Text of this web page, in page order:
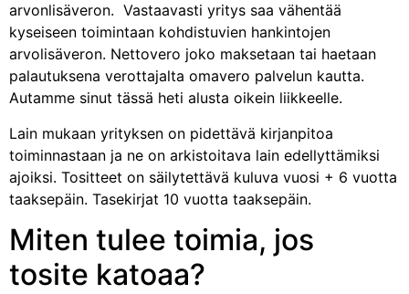
arvonlisäveron. Vastaavasti yritys saa vähentää
kyseiseen toimintaan kohdistuvien hankintojen
arvolisäveron. Nettovero joko maksetaan tai haetaan
palautuksena verottajalta omavero palvelun kautta.
Autamme sinut tässä heti alusta oikein liikkeelle.
Lain mukaan yrityksen on pidettävä kirjanpitoa
toiminnastaan ja ne on arkistoitava lain edellyttämiksi
ajoiksi. Tositteet on säilytettävä kuluva vuosi + 6 vuotta
taaksepäin. Tasekirjat 10 vuotta taaksepäin.
Miten tulee toimia, jos
tosite katoaa?